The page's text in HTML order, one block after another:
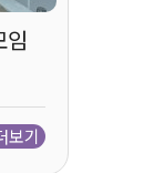
보기